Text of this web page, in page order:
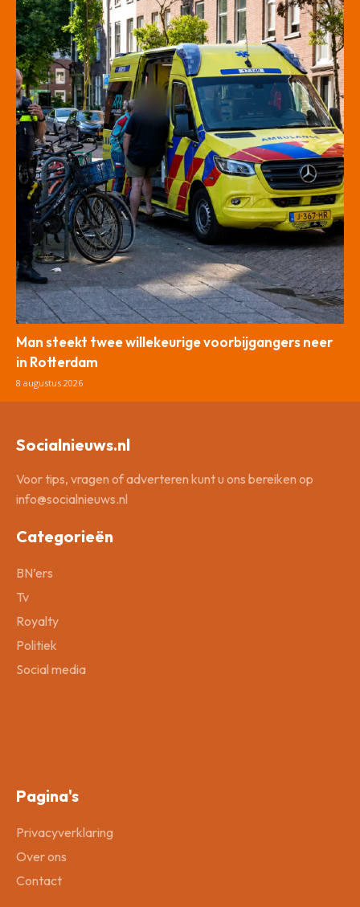
Man steekt twee willekeurige voorbijgangers neer
in Rotterdam
8 augustus 2026
Socialnieuws.nl
Voor tips, vragen of adverteren kunt u ons bereiken op
info@socialnieuws.nl
Categorieën
BN’ers
Tv
Royalty
Politiek
Social media
Pagina's
Privacyverklaring
Over ons
Contact